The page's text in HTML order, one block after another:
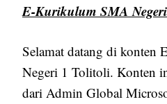
E-Kurikulum SMA
Selamat datang di
Negeri 1 Tolitoli. Konten
dari Admin Global